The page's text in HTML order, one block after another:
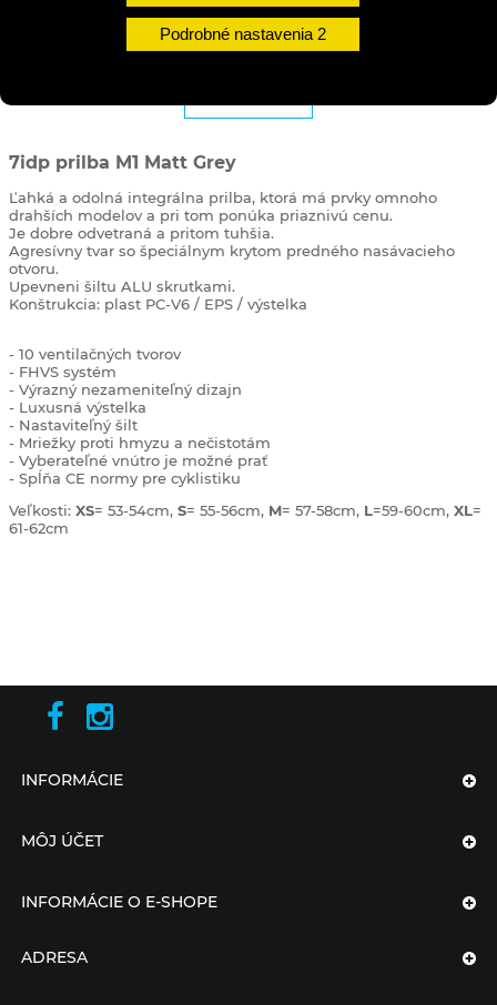
Podrobné nastavenia
7idp prilba M1 Matt Grey
Ľahká a odolná integrálna prilba, ktorá má prvky omnoho
drahších modelov a pri tom ponúka priaznivú cenu.
Je dobre odvetraná a pritom tuhšia.
Agresívny tvar so špeciálnym krytom predného nasávacieho
otvoru.
Upevneni šiltu ALU skrutkami.
Konštrukcia: plast PC-V6 / EPS / výstelka
- 10 ventilačných tvorov
- FHVS systém
- Výrazný nezameniteľný dizajn
- Luxusná výstelka
- Nastaviteľný šilt
- Mriežky proti hmyzu a nečistotám
- Vyberateľné vnútro je možné prať
- Spĺňa CE normy pre cyklistiku
Veľkosti: XS= 53-54cm, S= 55-56cm, M= 57-58cm, L=59-60cm, XL=
61-62cm
INFORMÁCIE
MÔJ ÚČET
INFORMÁCIE O E-SHOPE
ADRESA